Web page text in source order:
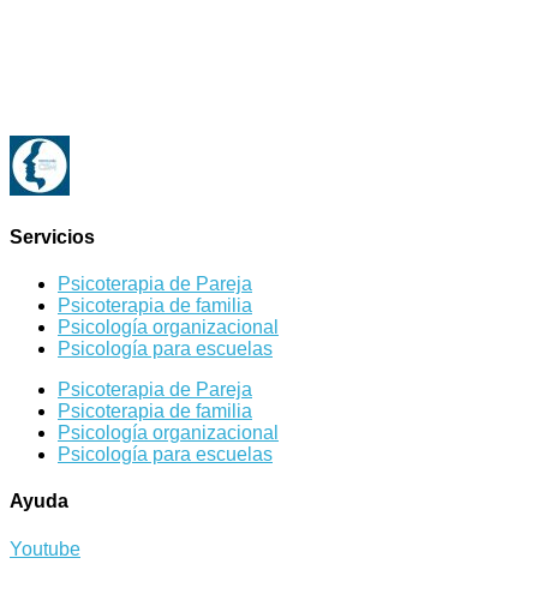
Servicios
Psicoterapia de Pareja
Psicoterapia de familia
Psicología organizacional
Psicología para escuelas
Psicoterapia de Pareja
Psicoterapia de familia
Psicología organizacional
Psicología para escuelas
Ayuda
Youtube